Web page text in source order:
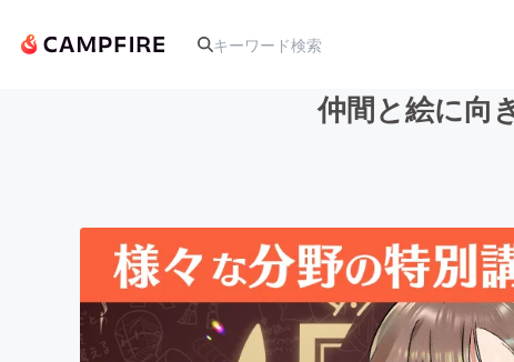
アート・写真
テクノロジー・ガジェット
仲間と絵に向